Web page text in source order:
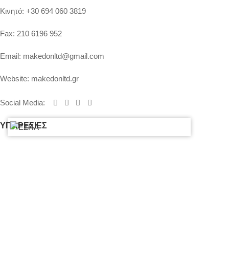
Κινητό: +30 694 060 3819
Fax: 210 6196 952
Email: makedonltd@gmail.com
Website: makedonltd.gr
Social Media:
ΥΠΗΡΕΣΙΕΣ